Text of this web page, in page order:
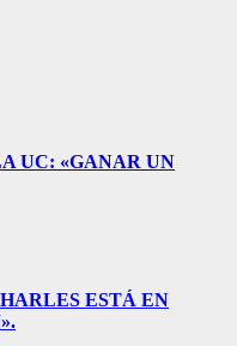
UC: «GANAR UN
ESTÁ EN